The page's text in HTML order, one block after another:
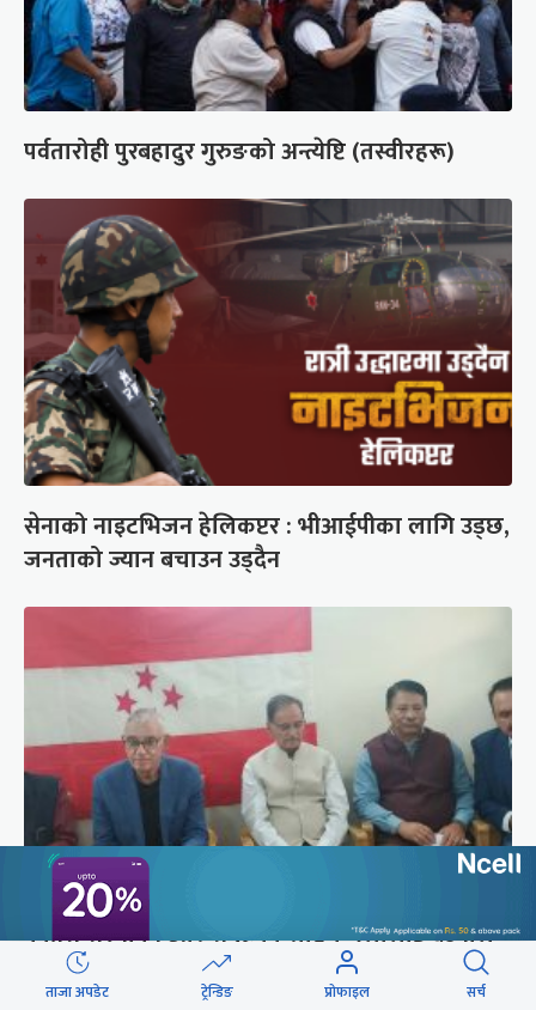
पर्वतारोही पुरबहादुर गुरुङको अन्त्येष्टि (तस्वीरहरू)
सेनाको नाइटभिजन हेलिकप्टर : भीआईपीका लागि उड्छ,
जनताको ज्यान बचाउन उड्दैन
कांग्रेस संस्थापन इतर समूहको राष्ट्रिय भेलालाई देउवाले
सम्बोधन गर्ने
ताजा अपडेट ट्रेन्डिङ प्रोफाइल सर्च